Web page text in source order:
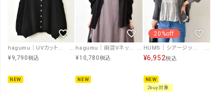
hagumu｜UVカットワイドカーディガン [[MT-0504]][C]
¥9,790税込
NEW
hagumu｜麻混Vネックカーデ [[hag-209]][C]
¥10,780税込
NEW
20%off
HUMS｜シアージップカーデ [[RNK-2674]][C]
¥6,952税込
NEW
2buy対象